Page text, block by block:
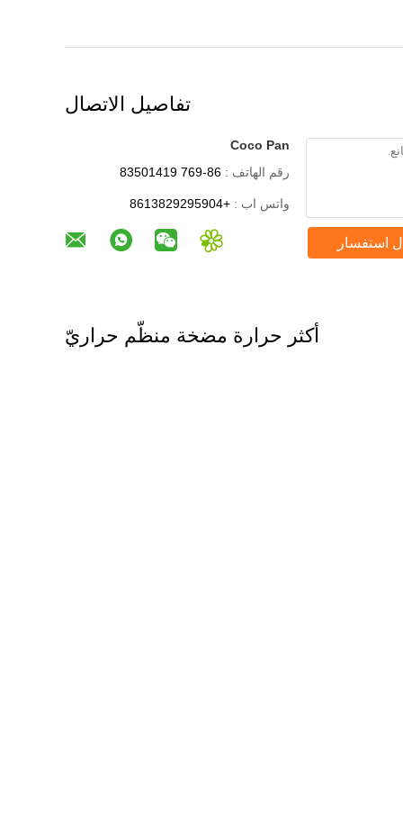
تفاصيل الاتصال
Coco Pan
رقم الهاتف :
واتس اب : +8613829295904
استفسار
أكثر حرارة مضخة منظّم حراريّ